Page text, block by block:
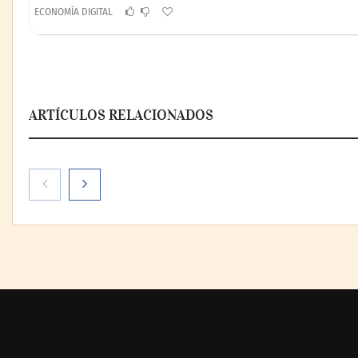
ECONOMÍA DIGITAL
ARTÍCULOS RELACIONADOS
Paso a paso: ¿cómo
prepararse para la transición